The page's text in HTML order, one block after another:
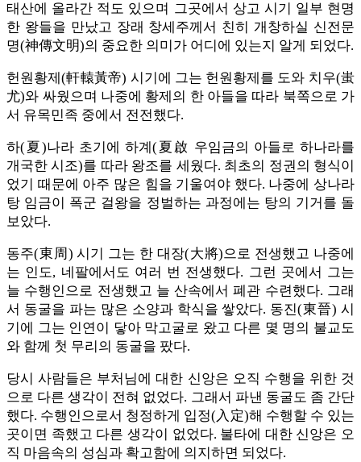
태산에 올라간 적도 있으며 그곳에서 상고 시기 일부 현명
한 왕들을 만났고 장래 창세주께서 친히 개창하실 신전문
명(神傳文明)의 중요한 의미가 어디에 있는지 알게 되었다.
헌원황제(軒轅黃帝) 시기에 그는 헌원황제를 도와 치우(蚩
尤)와 싸웠으며 나중에 황제의 한 아들을 따라 북쪽으로 가
서 유목민족 중에서 전전했다.
하(夏)나라 초기에 하계(夏啟 우임금의 아들로 하나라를
개국한 시조)를 따라 왕조를 세웠다. 최초의 정권의 형식이
었기 때문에 아주 많은 힘을 기울여야 했다. 나중에 상나라
탕 임금이 폭군 걸왕을 정벌하는 과정에는 탕의 기거를 돌
보았다.
동주(東周) 시기 그는 한 대장(大將)으로 전생했고 나중에
는 인도, 네팔에서도 여러 번 전생했다. 그런 곳에서 그는
늘 수행인으로 전생했고 늘 산속에서 폐관 수련했다. 그래
서 동굴을 파는 많은 소양과 학식을 쌓았다. 동진(東晉) 시
기에 그는 인연이 닿아 막고굴로 왔고 다른 몇 명의 불교도
와 함께 첫 무리의 동굴을 팠다.
당시 사람들은 부처님에 대한 신앙은 오직 수행을 위한 것
으로 다른 생각이 전혀 없었다. 그래서 파낸 동굴도 좀 간단
했다. 수행인으로서 청정하게 입정(入定)해 수행할 수 있는
곳이면 족했고 다른 생각이 없었다. 불타에 대한 신앙은 오
직 마음속의 성심과 확고함에 의지하면 되었다.